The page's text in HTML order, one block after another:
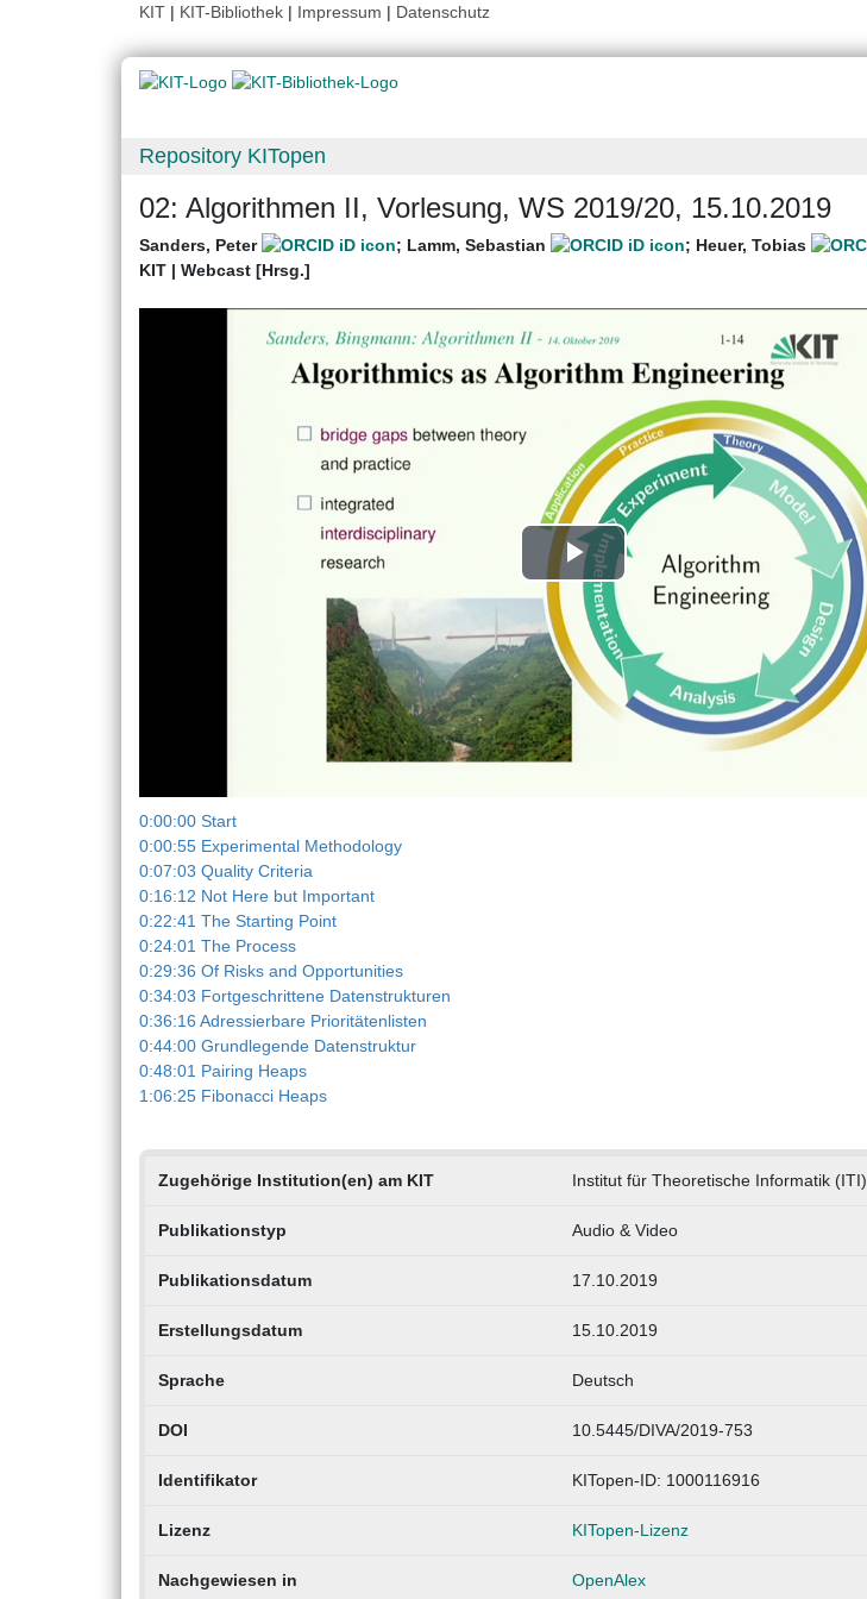
KIT | KIT-Bibliothek | Impressum | Datenschutz
Repository KITopen
02: Algorithmen II, Vorlesung, WS 2019/20, 15.10.2019
Sanders, Peter ; Lamm, Sebastian ; Heuer, Tobias
KIT | Webcast [Hrsg.]
Play
Video
0:00:00 Start
0:00:55 Experimental Methodology
0:07:03 Quality Criteria
0:16:12 Not Here but Important
0:22:41 The Starting Point
0:24:01 The Process
0:29:36 Of Risks and Opportunities
0:34:03 Fortgeschrittene Datenstrukturen
0:36:16 Adressierbare Prioritätenlisten
0:44:00 Grundlegende Datenstruktur
0:48:01 Pairing Heaps
1:06:25 Fibonacci Heaps
Zugehörige Institution(en) am KIT Institut für Theoretische Informatik (ITI)
Publikationstyp Audio & Video
Publikationsdatum 17.10.2019
Erstellungsdatum 15.10.2019
Sprache Deutsch
DOI 10.5445/DIVA/2019-753
Identifikator KITopen-ID: 1000116916
Lizenz KITopen-Lizenz
Nachgewiesen in OpenAlex